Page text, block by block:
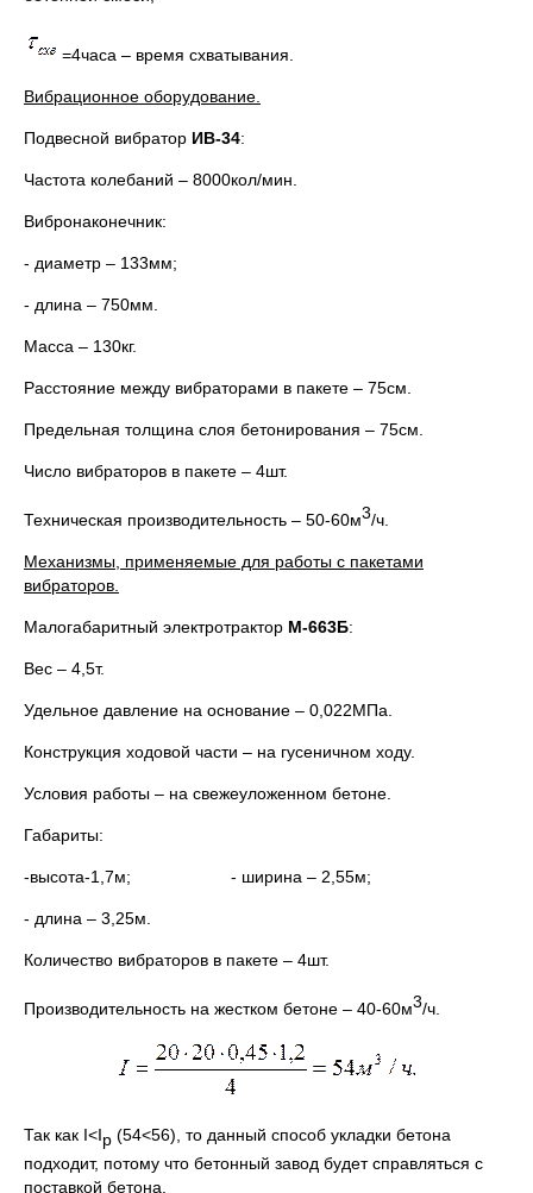
=4часа – время схватывания.
Вибрационное оборудование.
Подвесной вибратор ИВ-34:
Частота колебаний – 8000кол/мин.
Вибронаконечник:
- диаметр – 133мм;
- длина – 750мм.
Масса – 130кг.
Расстояние между вибраторами в пакете – 75см.
Предельная толщина слоя бетонирования – 75см.
Число вибраторов в пакете – 4шт.
Техническая производительность – 50-60м3/ч.
Механизмы, применяемые для работы с пакетами
вибраторов.
Малогабаритный электротрактор М-663Б:
Вес – 4,5т.
Удельное давление на основание – 0,022МПа.
Конструкция ходовой части – на гусеничном ходу.
Условия работы – на свежеуложенном бетоне.
Габариты:
-высота-1,7м; - ширина – 2,55м;
- длина – 3,25м.
Количество вибраторов в пакете – 4шт.
Производительность на жестком бетоне – 40-60м3/ч.
Так как I<Ip (54<56), то данный способ укладки бетона
подходит, потому что бетонный завод будет справляться с
поставкой бетона.